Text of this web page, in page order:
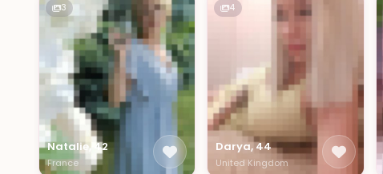
3
Natalie, 42
France
4
Darya, 44
United Kingdom